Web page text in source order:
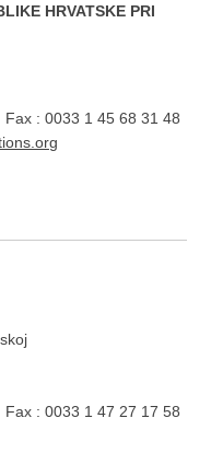
HRVATSKE PRI
: 0033 1 45 68 31 48
: 0033 1 47 27 17 58